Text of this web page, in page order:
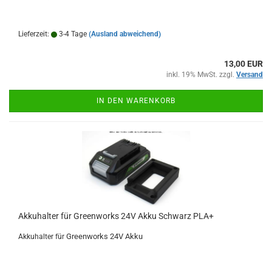
Lieferzeit: 3-4 Tage (Ausland abweichend)
13,00 EUR
inkl. 19% MwSt. zzgl. Versand
IN DEN WARENKORB
Akkuhalter für Greenworks 24V Akku Schwarz PLA+
Akkuhalter für Greenworks 24V Akku